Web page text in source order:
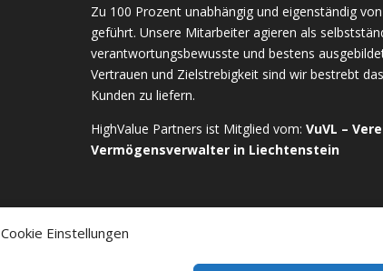
Cookie Einstellungen
Zu 100 Prozent unabhängig und eigenständig
geführt. Unsere Mitarbeiter agieren als
verantwortungsbewusste und bestens
Vertrauen und Zielstrebigkeit sind wir bestrebt
Kunden zu liefern.
HighValue Partners ist Mitglied vom: VuVL –
Vermögensverwalter in Liechtenstein